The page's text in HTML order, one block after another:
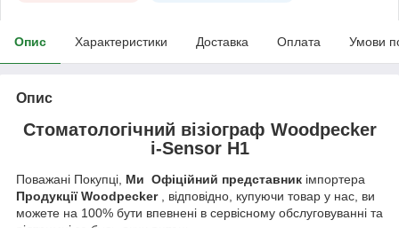
Опис Характеристики Доставка Оплата Умови
Опис
Стоматологічний візіограф Woodpecker
i-Sensor H1
Поважані Покупці, Ми Офіційний представник імпортера
Продукції Woodpecker , відповідно, купуючи товар у нас, ви
можете на 100% бути впевнені в сервісному обслуговуванні та